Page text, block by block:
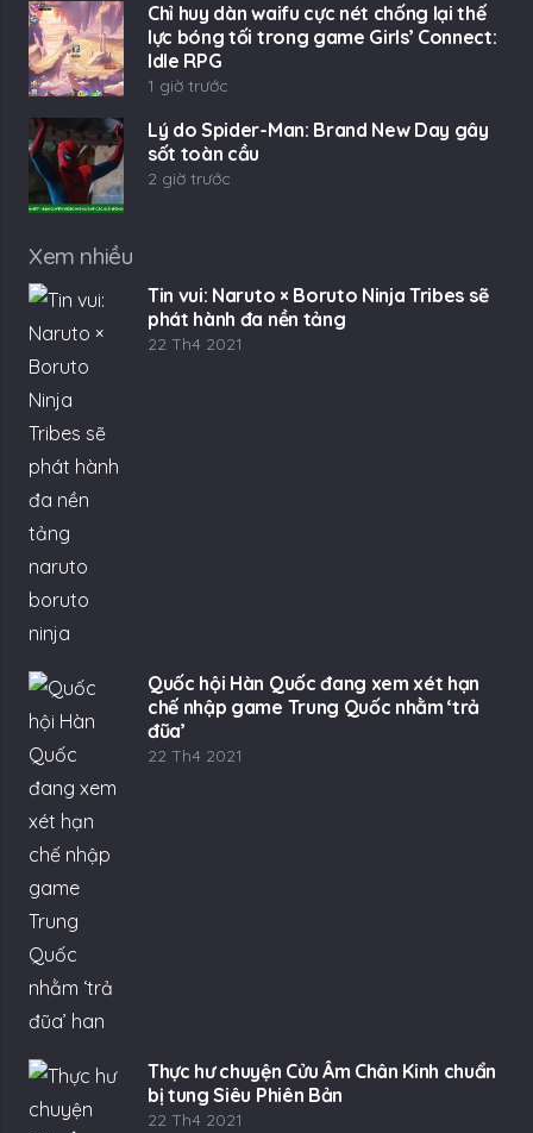
Chỉ huy dàn waifu cực nét chống lại thế
lực bóng tối trong game Girls’ Connect:
Idle RPG
1 giờ trước
Lý do Spider-Man: Brand New Day gây
sốt toàn cầu
2 giờ trước
Xem nhiều
Tin vui: Naruto × Boruto Ninja Tribes sẽ
phát hành đa nền tảng
22 Th4 2021
Quốc hội Hàn Quốc đang xem xét hạn
chế nhập game Trung Quốc nhằm ‘trả
đũa’
22 Th4 2021
Thực hư chuyện Cửu Âm Chân Kinh chuẩn
bị tung Siêu Phiên Bản
22 Th4 2021